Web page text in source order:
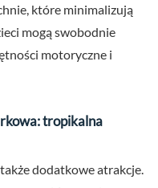
które minimalizują
mogą swobodnie
motoryczne i
tropikalna
dodatkowe atrakcje.